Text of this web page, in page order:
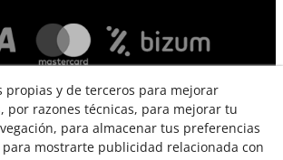
propias y de terceros para mejorar
por razones técnicas, para mejorar tu
para almacenar tus preferencias
mostrarte publicidad relacionada con